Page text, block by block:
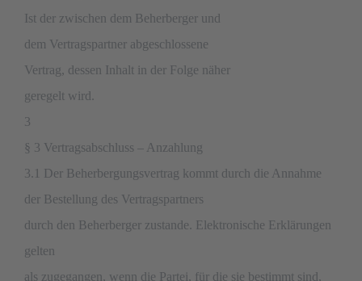
Ist der zwischen dem Beherberger und
dem Vertragspartner abgeschlossene
Vertrag, dessen Inhalt in der Folge näher
geregelt wird.
3
§ 3 Vertragsabschluss – Anzahlung
3.1 Der Beherbergungsvertrag kommt durch die Annahme
der Bestellung des Vertragspartners
durch den Beherberger zustande. Elektronische Erklärungen
gelten
als zugegangen, wenn die Partei, für die sie bestimmt sind,